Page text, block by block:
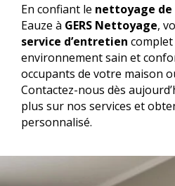
En confiant le nettoyage
Eauze à GERS Nettoyage,
service d’entretien
environnement sain et
occupants de votre maison
Contactez-nous dès
plus sur nos services et
personnalisé.